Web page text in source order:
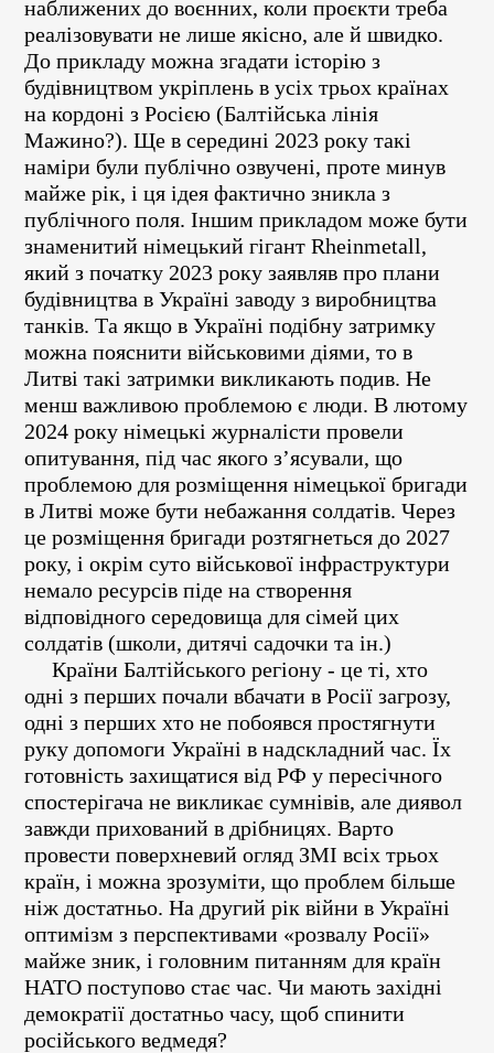
наближених до воєнних, коли проєкти треба
реалізовувати не лише якісно, але й швидко.
До прикладу можна згадати історію з
будівництвом укріплень в усіх трьох країнах
на кордоні з Росією (Балтійська лінія
Мажино?). Ще в середині 2023 року такі
наміри були публічно озвучені, проте минув
майже рік, і ця ідея фактично зникла з
публічного поля. Іншим прикладом може бути
знаменитий німецький гігант Rheinmetall,
який з початку 2023 року заявляв про плани
будівництва в Україні заводу з виробництва
танків. Та якщо в Україні подібну затримку
можна пояснити військовими діями, то в
Литві такі затримки викликають подив. Не
менш важливою проблемою є люди. В лютому
2024 року німецькі журналісти провели
опитування, під час якого з’ясували, що
проблемою для розміщення німецької бригади
в Литві може бути небажання солдатів. Через
це розміщення бригади розтягнеться до 2027
року, і окрім суто військової інфраструктури
немало ресурсів піде на створення
відповідного середовища для сімей цих
солдатів (школи, дитячі садочки та ін.)
Країни Балтійського регіону - це ті, хто
одні з перших почали вбачати в Росії загрозу,
одні з перших хто не побоявся простягнути
руку допомоги Україні в надскладний час. Їх
готовність захищатися від РФ у пересічного
спостерігача не викликає сумнівів, але диявол
завжди прихований в дрібницях. Варто
провести поверхневий огляд ЗМІ всіх трьох
країн, і можна зрозуміти, що проблем більше
ніж достатньо. На другий рік війни в Україні
оптимізм з перспективами «розвалу Росії»
майже зник, і головним питанням для країн
НАТО поступово стає час. Чи мають західні
демократії достатньо часу, щоб спинити
російського ведмедя?